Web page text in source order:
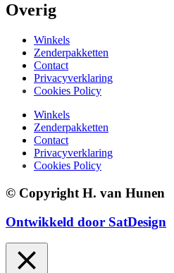
Overig
Winkels
Zenderpakketten
Contact
Privacyverklaring
Cookies Policy
Winkels
Zenderpakketten
Contact
Privacyverklaring
Cookies Policy
© Copyright H. van Hunen
Ontwikkeld door SatDesign